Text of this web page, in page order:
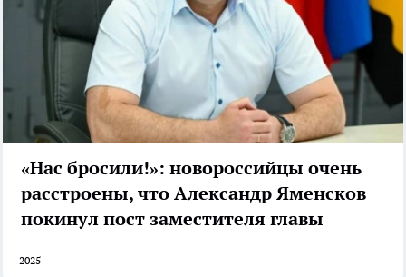
«Нас бросили!»: новороссийцы очень
расстроены, что Александр Яменсков
покинул пост заместителя главы
2025